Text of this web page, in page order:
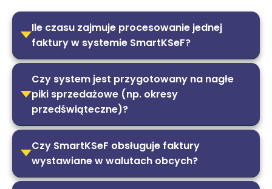
Ile czasu zajmuje procesowanie jednej
faktury w systemie SmartKSeF?
Czy system jest przygotowany na nagłe
piki sprzedażowe (np. okresy
przedświąteczne)?
Czy SmartKSeF obsługuje faktury
wystawiane w walutach obcych?